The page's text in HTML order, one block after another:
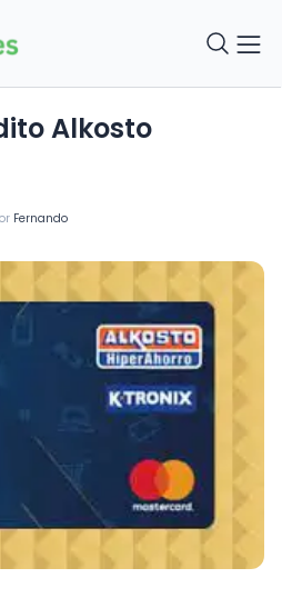
Fernando
Alkosto